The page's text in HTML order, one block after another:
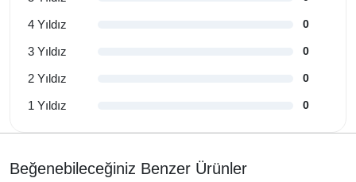
4 Yıldız 0
3 Yıldız 0
2 Yıldız 0
1 Yıldız 0
Beğenebileceğiniz Benzer Ürünler